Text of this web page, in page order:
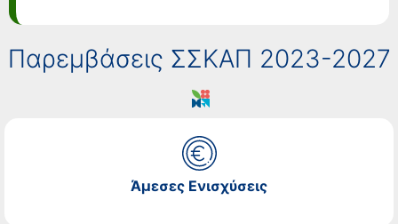
Παρεμβάσεις ΣΣΚΑΠ 2023-2027
Άμεσες Ενισχύσεις